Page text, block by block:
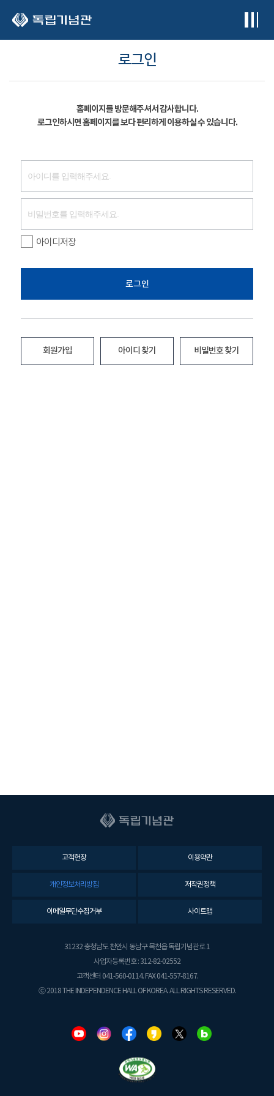
로그인
홈페이지를 방문해주셔서 감사합니다.
로그인하시면 홈페이지를 보다 편리하게 이용하실 수 있습니다.
아이디저장
로그인
회원가입 아이디 찾기 비밀번호 찾기
고객헌장 이용약관
개인정보처리방침 저작권정책
이메일무단수집거부 사이트맵
31232 충청남도 천안시 동남구 목천읍 독립기념관로 1
사업자등록번호 : 312-82-02552
고객센터 041-560-0114. FAX 041-557-8167.
ⓒ 2018 THE INDEPENDENCE HALL OF KOREA. ALL RIGHTS RESERVED.